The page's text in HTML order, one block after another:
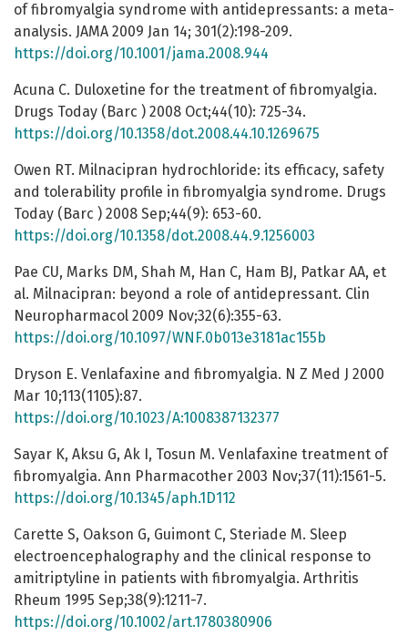
of fibromyalgia syndrome with antidepressants: a meta-
analysis. JAMA 2009 Jan 14; 301(2):198-209.
https://doi.org/10.1001/jama.2008.944
Acuna C. Duloxetine for the treatment of fibromyalgia.
Drugs Today (Barc ) 2008 Oct;44(10): 725-34.
https://doi.org/10.1358/dot.2008.44.10.1269675
Owen RT. Milnacipran hydrochloride: its efficacy, safety
and tolerability profile in fibromyalgia syndrome. Drugs
Today (Barc ) 2008 Sep;44(9): 653-60.
https://doi.org/10.1358/dot.2008.44.9.1256003
Pae CU, Marks DM, Shah M, Han C, Ham BJ, Patkar AA, et
al. Milnacipran: beyond a role of antidepressant. Clin
Neuropharmacol 2009 Nov;32(6):355-63.
https://doi.org/10.1097/WNF.0b013e3181ac155b
Dryson E. Venlafaxine and fibromyalgia. N Z Med J 2000
Mar 10;113(1105):87.
https://doi.org/10.1023/A:1008387132377
Sayar K, Aksu G, Ak I, Tosun M. Venlafaxine treatment of
fibromyalgia. Ann Pharmacother 2003 Nov;37(11):1561-5.
https://doi.org/10.1345/aph.1D112
Carette S, Oakson G, Guimont C, Steriade M. Sleep
electroencephalography and the clinical response to
amitriptyline in patients with fibromyalgia. Arthritis
Rheum 1995 Sep;38(9):1211-7.
https://doi.org/10.1002/art.1780380906